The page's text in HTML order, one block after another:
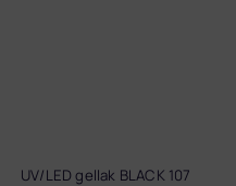
UV/LED gellak BLACK 107